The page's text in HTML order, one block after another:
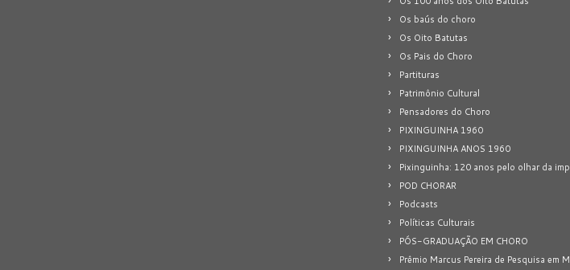
Os baús do choro
Os Oito Batutas
Os Pais do Choro
Partituras
Patrimônio Cultural
Pensadores do Choro
PIXINGUINHA 1960
PIXINGUINHA ANOS 1960
Pixinguinha: 120 anos pelo olhar da
POD CHORAR
Podcasts
Políticas Culturais
PÓS-GRADUAÇÃO EM CHORO
Prêmio Marcus Pereira de Pesquisa em